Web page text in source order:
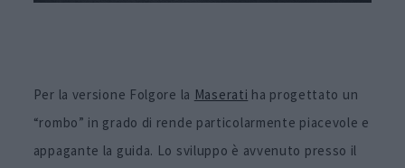
Per la versione Folgore la Maserati ha progettato un
“rombo” in grado di rende particolarmente piacevole e
appagante la guida. Lo sviluppo è avvenuto presso il